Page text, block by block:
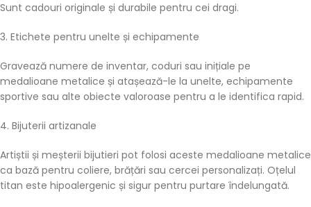
Sunt cadouri originale și durabile pentru cei dragi.
3. Etichete pentru unelte și echipamente
Gravează numere de inventar, coduri sau inițiale pe
medalioane metalice și atașează-le la unelte, echipamente
sportive sau alte obiecte valoroase pentru a le identifica rapid.
4. Bijuterii artizanale
Artiștii și meșterii bijutieri pot folosi aceste medalioane metalice
ca bază pentru coliere, brățări sau cercei personalizați. Oțelul
titan este hipoalergenic și sigur pentru purtare îndelungată.